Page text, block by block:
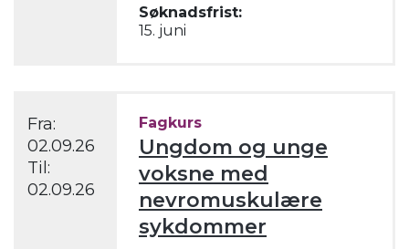
Søknadsfrist:
15. juni
Fra:
02.09.26
Til:
02.09.26
Fagkurs
Ungdom og unge
voksne med
nevromuskulære
sykdommer